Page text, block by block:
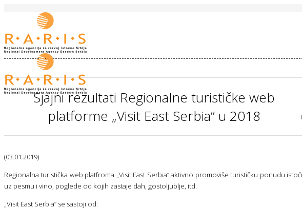
Sjajni rezultati Regionalne turističke web
platforme „Visit East Serbia” u 2018
(03.01.2019)
Regionalna turistička web platfroma „Visit East Serbia” aktivno promoviše turističku ponudu
uz pesmu i vino, poglede od kojih zastaje dah, gostoljublje, itd.
„Visit East Serbia“ se sastoji od: